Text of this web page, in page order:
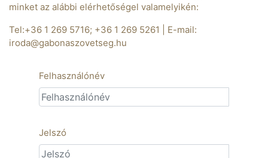
minket az alábbi elérhetőségel valamelyikén:
Tel:+36 1 269 5716; +36 1 269 5261 | E-mail:
iroda@gabonaszovetseg.hu
Felhasználónév
Jelszó